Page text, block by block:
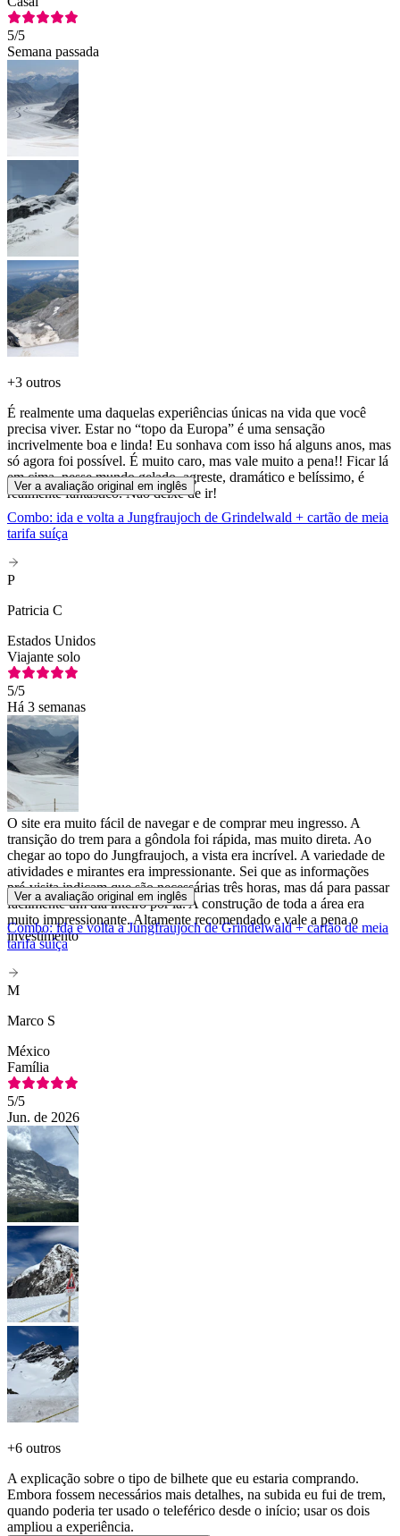
5/5
Semana passada
+3 outros
É realmente uma daquelas experiências únicas na vida que você
precisa viver. Estar no “topo da Europa” é uma sensação
incrivelmente boa e linda! Eu sonhava com isso há alguns anos, mas
só agora foi possível. É muito caro, mas vale muito a pena!! Ficar lá
em cima, nesse mundo gelado, agreste, dramático e belíssimo, é
realmente fantástico. Não deixe de ir!
Ver a avaliação original em inglês
Combo: ida e volta a Jungfraujoch de Grindelwald + cartão de meia
tarifa suíça
P
Patricia C
Estados Unidos
Viajante solo
5/5
Há 3 semanas
O site era muito fácil de navegar e de comprar meu ingresso. A
transição do trem para a gôndola foi rápida, mas muito direta. Ao
chegar ao topo do Jungfraujoch, a vista era incrível. A variedade de
atividades e mirantes era impressionante. Sei que as informações
pré-visita indicam que são necessárias três horas, mas dá para passar
facilmente um dia inteiro por lá. A construção de toda a área era
muito impressionante. Altamente recomendado e vale a pena o
investimento
Ver a avaliação original em inglês
Combo: ida e volta a Jungfraujoch de Grindelwald + cartão de meia
tarifa suíça
M
Marco S
México
Família
5/5
Jun. de 2026
+6 outros
A explicação sobre o tipo de bilhete que eu estaria comprando.
Embora fossem necessários mais detalhes, na subida eu fui de trem,
quando poderia ter usado o teleférico desde o início; usar os dois
ampliou a experiência.